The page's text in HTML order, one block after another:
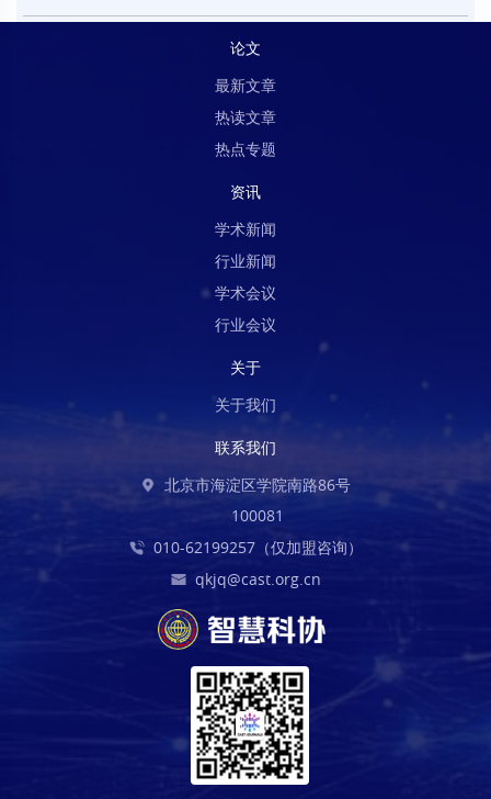
论文
最新文章
热读文章
热点专题
资讯
学术新闻
行业新闻
学术会议
行业会议
关于
关于我们
联系我们
北京市海淀区学院南路86号
100081
010-62199257（仅加盟咨询）
qkjq@cast.org.cn